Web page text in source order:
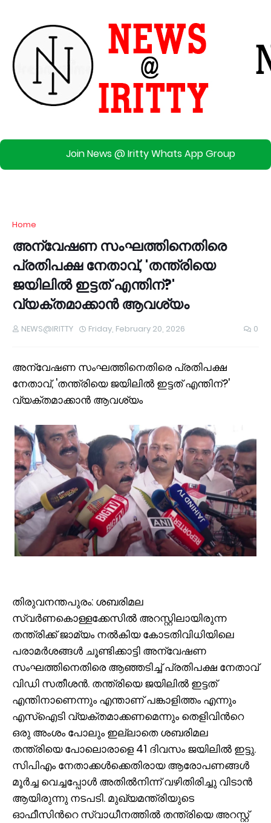
Join News @ Iritty Whats App Group
Home
അന്വേഷണ സംഘത്തിനെതിരെ
പ്രതിപക്ഷ നേതാവ്, 'തന്ത്രിയെ
ജയിലിൽ ഇട്ടത് എന്തിന്?'
വ്യക്തമാക്കാൻ ആവശ്യം
NEWS@IRITTY Friday, February 20, 2026 0
അന്വേഷണ സംഘത്തിനെതിരെ പ്രതിപക്ഷ
നേതാവ്, 'തന്ത്രിയെ ജയിലിൽ ഇട്ടത് എന്തിന്?'
വ്യക്തമാക്കാൻ ആവശ്യം
തിരുവനന്തപുരം: ശബരിമല
സ്വർണകൊള്ളക്കേസില്‍ അറസ്റ്റിലായിരുന്ന
തന്ത്രിക്ക് ജാമ്യം നൽകിയ കോടതിവിധിയിലെ
പരാമർശങ്ങൾ ചൂണ്ടിക്കാട്ടി അന്വേഷണ
സംഘത്തിനെതിരെ ആഞ്ഞടിച്ച് പ്രതിപക്ഷ നേതാവ്
വിഡി സതീശൻ. തന്ത്രിയെ ജയിലിൽ ഇട്ടത്
എന്തിനാണെന്നും എന്താണ് പങ്കാളിത്തം എന്നും
എസ്ഐടി വ്യക്തമാക്കണമെന്നും തെളിവിന്‍റെ
ഒരു അംശം പോലും ഇല്ലാതെ ശബരിമല
തന്ത്രിയെ പോലൊരാളെ 41 ദിവസം ജയിലിൽ ഇട്ടു.
സിപിഎം നേതാക്കൾക്കെതിരായ ആരോപണങ്ങൾ
മൂർച്ച വെച്ചപ്പോൾ അതിൽനിന്ന് വഴിതിരിച്ചു വിടാൻ
ആയിരുന്നു നടപടി. മുഖ്യമന്ത്രിയുടെ
ഓഫീസിന്‍റെ സ്വാധീനത്തിൽ തന്ത്രിയെ അറസ്റ്റ്